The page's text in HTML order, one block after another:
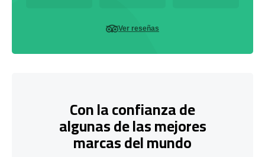
Ver reseñas
Con la confianza de
algunas de las mejores
marcas del mundo